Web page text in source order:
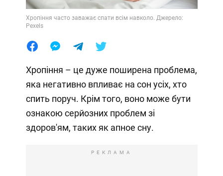
Хропіння часто заважає спати всім навколо. Джерело:
Pexels
Хропіння – це дуже поширена проблема,
яка негативно впливає на сон усіх, хто
спить поруч. Крім того, воно може бути
ознакою серйозних проблем зі
здоров'ям, таких як апное сну.
РЕКЛАМА